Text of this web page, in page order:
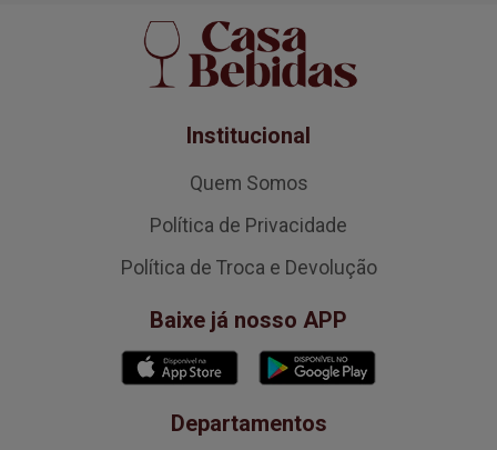
Institucional
Quem Somos
Política de Privacidade
Política de Troca e Devolução
Baixe já nosso APP
Departamentos